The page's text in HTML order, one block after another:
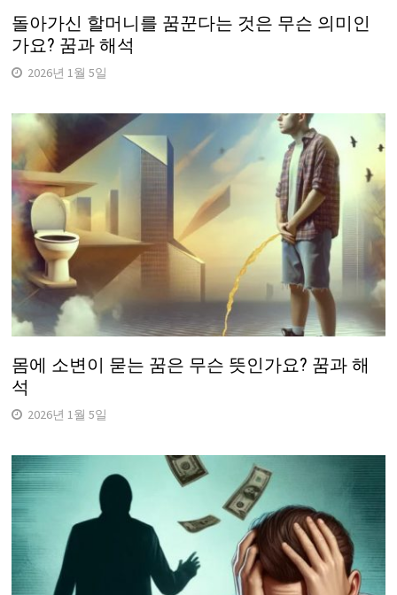
돌아가신 할머니를 꿈꾼다는 것은 무슨 의미인
가요? 꿈과 해석
2026년 1월 5일
몸에 소변이 묻는 꿈은 무슨 뜻인가요? 꿈과 해
석
2026년 1월 5일